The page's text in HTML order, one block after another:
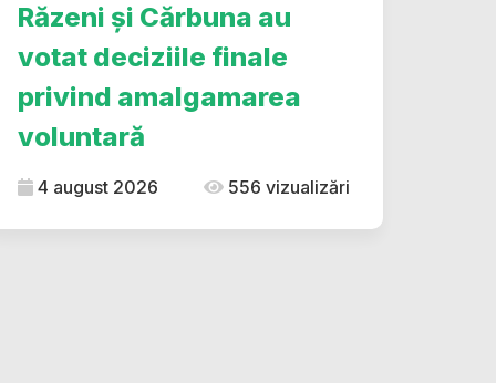
Răzeni și Cărbuna au
votat deciziile finale
privind amalgamarea
voluntară
4 august 2026 556 vizualizări